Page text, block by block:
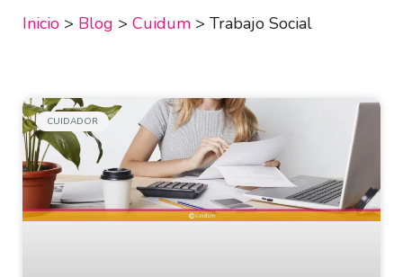
Inicio > Blog > Cuidum > Trabajo Social
CUIDADOR